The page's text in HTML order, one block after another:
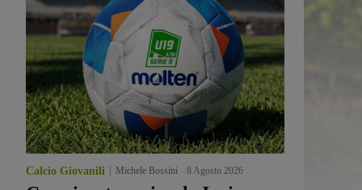
Calcio Giovanili Michele Bossini 8 Agosto 2026